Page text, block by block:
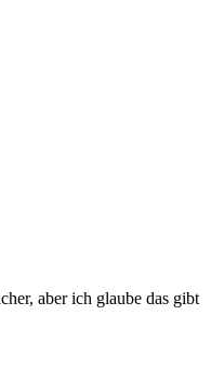
aber ich glaube das gibt